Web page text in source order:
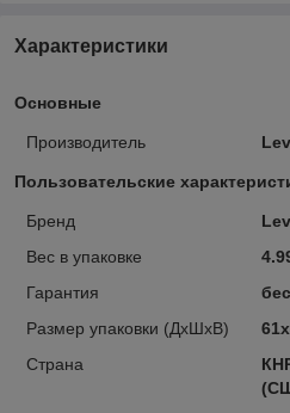
Характеристики
Основные
Производитель
Пользовательские
Бренд
Вес в упаковке
Гарантия
Размер упаковки (ДxШxВ)
Страна